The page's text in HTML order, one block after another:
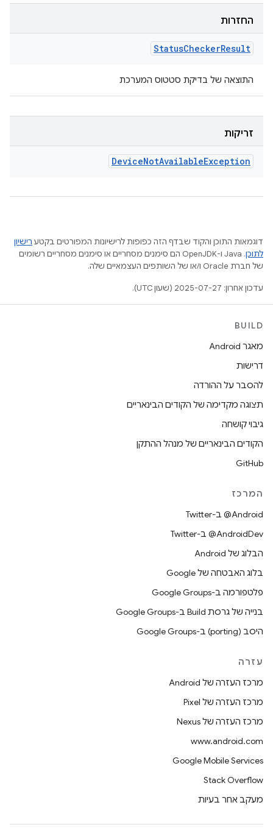
החזרות
StatusCheckerResult
התוצאה של בדיקת סטטוס המערכת
זריקות
DeviceNotAvailableException
דוגמאות התוכן והקוד שבדף הזה כפופות לרישיונות המפורטים בקטע רישיון
לתוכן
.‏ Java ו-OpenJDK הם סימנים מסחריים או סימנים מסחריים רשומים
של חברת Oracle ו/או של השותפים העצמאיים שלה.
עדכון אחרון: 2025-07-27 (שעון UTC).
BUILD
מאגר Android
דרישות
להסבר על ההורדה
תצוגה מקדימה של הקודים הבינאריים
גיבוי קושחה
הקודים הבינאריים של מנהל ההתקן
GitHub
המרכז
‎@Android ב-Twitter
‎@AndroidDev ב-Twitter
הבלוג של Android
בלוג האבטחה של Google
פלטפורמה ב-Google Groups
בנייה של גרסת Build ב-Google Groups
היסב (porting) ב-Google Groups
עזרה
מרכז העזרה של Android
מרכז העזרה של Pixel
מרכז העזרה של Nexus
www.android.com
Google Mobile Services
Stack Overflow
מעקב אחר בעיות